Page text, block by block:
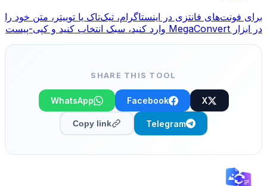
برای فونت‌های فانتزی در اینستاگرام، تیک‌تاک یا توییتر، متن خود را
در ابزار MegaConvert وارد کنید، سبک انتخاب کنید و کپی-پیست
SHARE THIS TOOL
X
Facebook
WhatsApp
Telegram
Copy link